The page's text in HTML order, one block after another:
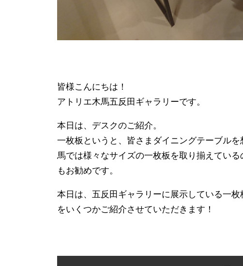
皆様こんにちは！
アトリエ木馬五反田ギャラリーです。
本日は、デスクのご紹介。
一枚板というと、皆さまダイニングテーブル
馬では様々なサイズの一枚板を取り揃えてい
もお勧めです。
本日は、五反田ギャラリーに展示している一
をいくつかご紹介させていただきます！